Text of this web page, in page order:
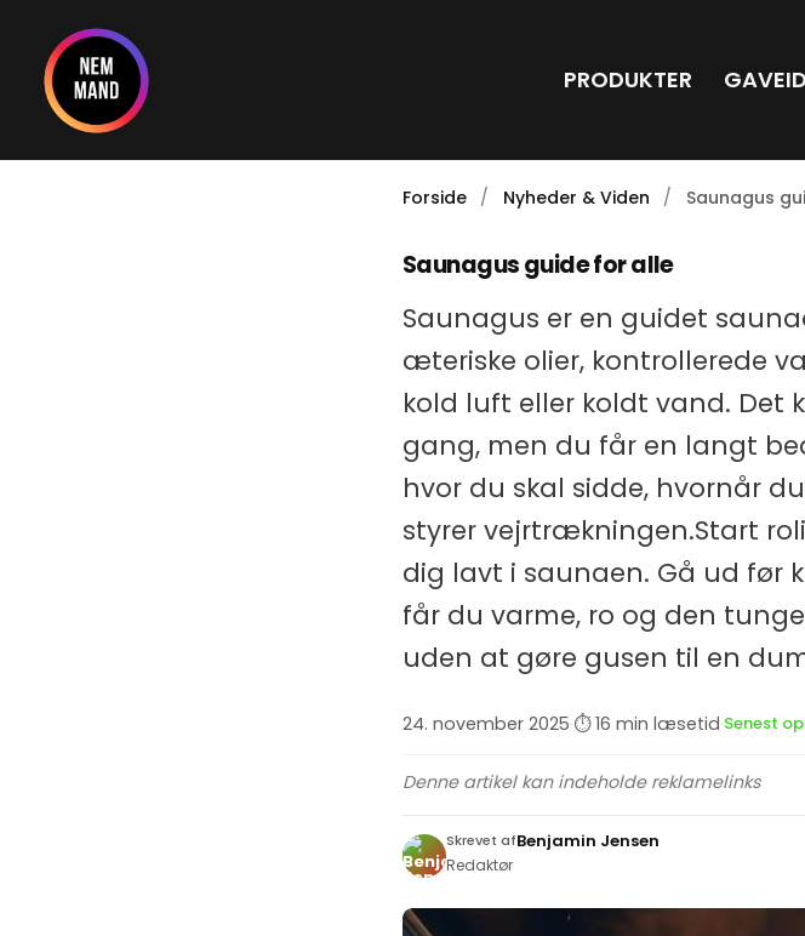
indholdet
PRODUKTER
Forside Nyheder & Viden Saunagus
Saunagus guide for alle
Saunagus er en guidet
æteriske olier, kontrollerede
kold luft eller koldt vand. Det
gang, men du får en langt
hvor du skal sidde, hvornår
styrer vejrtrækningen.Start
dig lavt i saunaen. Gå ud før
får du varme, ro og den
uden at gøre gusen til en
24. november 2025·⏱ 16 min læsetid·Senest
Denne artikel kan indeholde reklamelinks
Skrevet afBenjamin Jensen
Redaktør